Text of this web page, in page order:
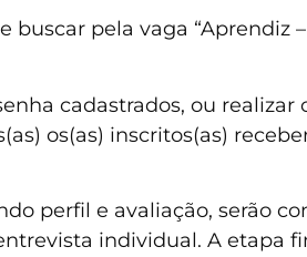
buscar pela vaga “Aprendiz
cadastrados, ou realizar
os(as) inscritos(as)
perfil e avaliação, serão
individual. A etapa